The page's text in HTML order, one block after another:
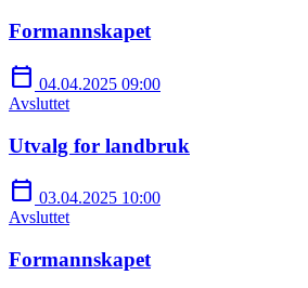
Formannskapet
calendar_today 04.04.2025 09:00
Avsluttet
Utvalg for landbruk
calendar_today 03.04.2025 10:00
Avsluttet
Formannskapet